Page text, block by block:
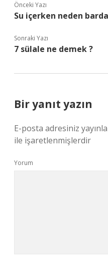
Önceki Yazı
Su içerken neden
Sonraki Yazı
7 sülale ne demek ?
Bir yanıt yazın
E-posta adresiniz
ile işaretlenmişlerdir
Yorum